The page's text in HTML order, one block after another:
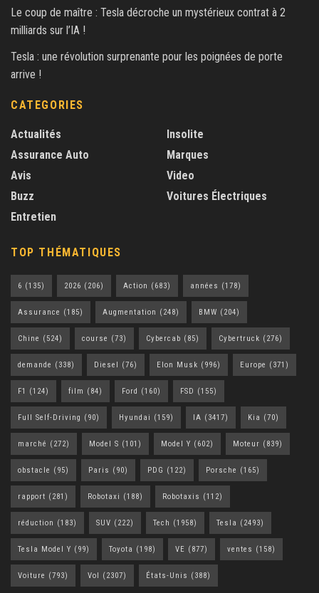
Le coup de maître : Tesla décroche un mystérieux contrat à 2
milliards sur l’IA !
Tesla : une révolution surprenante pour les poignées de porte
arrive !
CATEGORIES
Actualités
Assurance Auto
Avis
Buzz
Entretien
Insolite
Marques
Video
Voitures Électriques
TOP THÉMATIQUES
6 (135) 2026 (206) Action (683) années (178)
Assurance (185) Augmentation (248) BMW (204)
Chine (524) course (73) Cybercab (85) Cybertruck (276)
demande (338) Diesel (76) Elon Musk (996) Europe (371)
F1 (124) film (84) Ford (160) FSD (155)
Full Self-Driving (90) Hyundai (159) IA (3417) Kia (70)
marché (272) Model S (101) Model Y (602) Moteur (839)
obstacle (95) Paris (90) PDG (122) Porsche (165)
rapport (281) Robotaxi (188) Robotaxis (112)
réduction (183) SUV (222) Tech (1958) Tesla (2493)
Tesla Model Y (99) Toyota (198) VE (877) ventes (158)
Voiture (793) Vol (2307) États-Unis (388)